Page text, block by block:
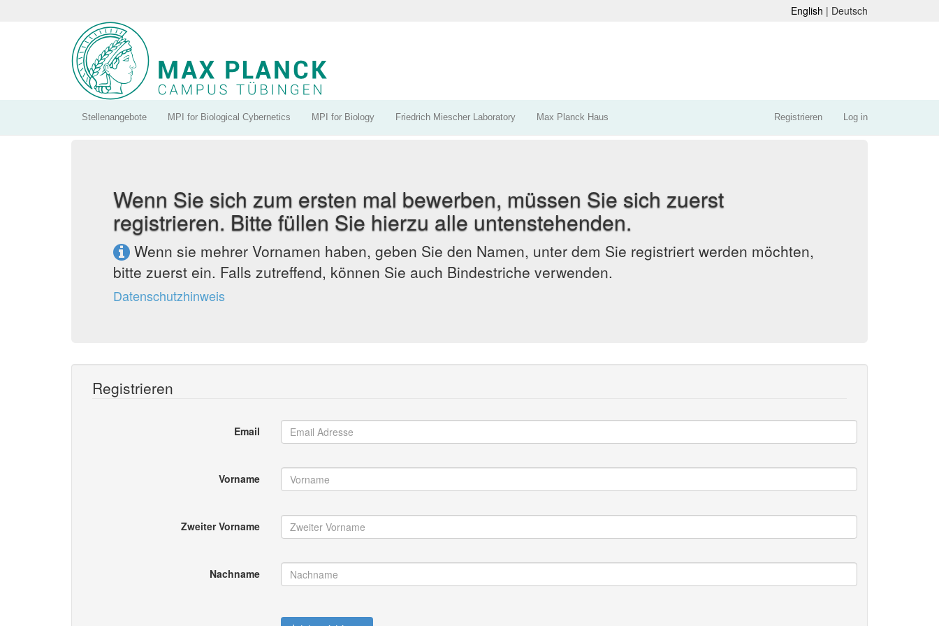
English | Deutsch
Stellenangebote MPI for Biological Cybernetics MPI for Biology Friedrich Miescher Laboratory Max Planck Haus Registrieren Log in
Wenn Sie sich zum ersten mal bewerben, müssen Sie sich zuerst
registrieren. Bitte füllen Sie hierzu alle untenstehenden.
Wenn sie mehrer Vornamen haben, geben Sie den Namen, unter dem Sie registriert werden möchten,
bitte zuerst ein. Falls zutreffend, können Sie auch Bindestriche verwenden.
Datenschutzhinweis
Registrieren
Email
Vorname
Zweiter Vorname
Nachname